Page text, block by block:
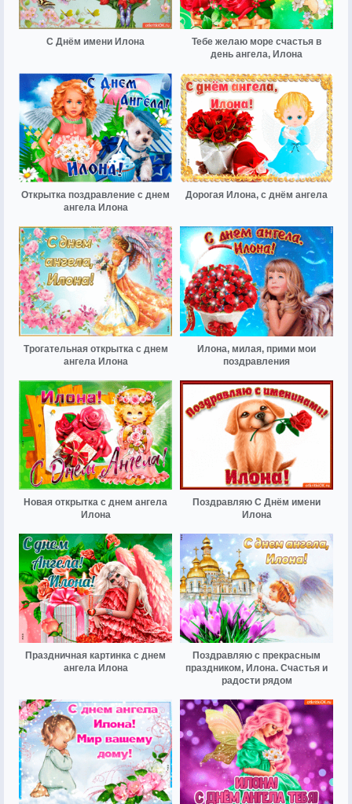
С Днём имени Илона
Тебе желаю море счастья в
день ангела, Илона
Открытка поздравление с днем
ангела Илона
Дорогая Илона, с днём ангела
Трогательная открытка с днем
ангела Илона
Илона, милая, прими мои
поздравления
Новая открытка с днем ангела
Илона
Поздравляю С Днём имени
Илона
Праздничная картинка с днем
ангела Илона
Поздравляю с прекрасным
праздником, Илона. Счастья и
радости рядом